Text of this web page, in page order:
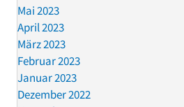
Mai 2023
April 2023
März 2023
Februar 2023
Januar 2023
Dezember 2022